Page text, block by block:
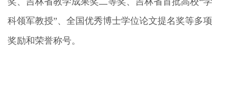
科领军教授”、全国优秀博士学位论文提名奖等多项
奖励和荣誉称号。